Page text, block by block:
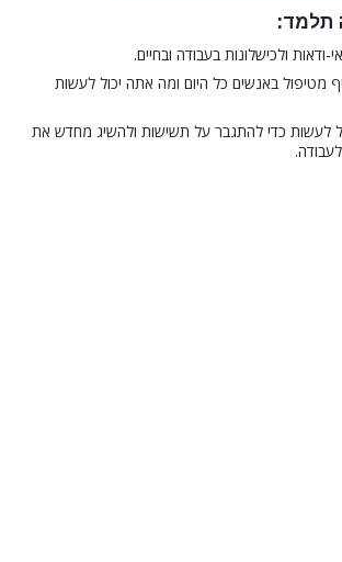
תלמד:
ודאות ולכישלונות בעבודה ובחיים.
מטיפול באנשים כל היום ומה אתה יכול לעשות
לעשות כדי להתגבר על תשישות ולהשיג מחדש את